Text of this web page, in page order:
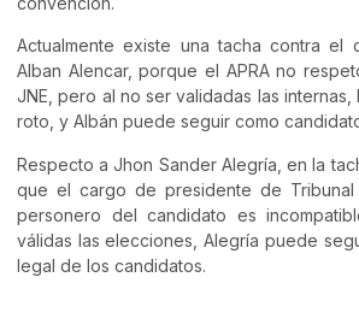
Actualmente existe una tacha contra el
Alban Alencar, porque el APRA no
JNE, pero al no ser validadas las
roto, y Albán puede seguir como
Respecto a Jhon Sander Alegría, en la
que el cargo de presidente de
personero del candidato es
válidas las elecciones, Alegría puede
legal de los candidatos.